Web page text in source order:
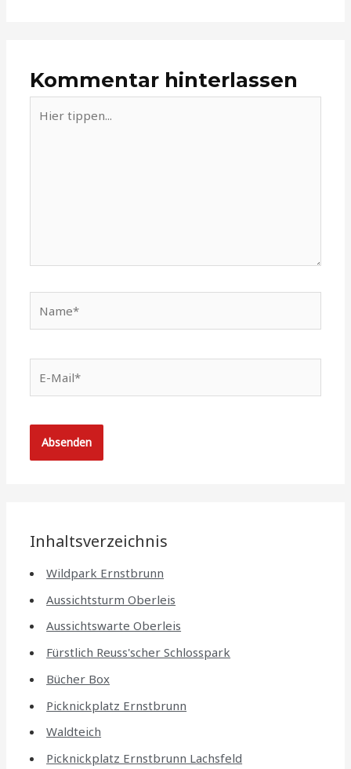
Kommentar hinterlassen
tippen...
Mail*
Inhaltsverzeichnis
Wildpark Ernstbrunn
Aussichtsturm Oberleis
Aussichtswarte Oberleis
Fürstlich Reuss'scher Schlosspark
Bücher Box
Picknickplatz Ernstbrunn
Waldteich
Picknickplatz Ernstbrunn Lachsfeld